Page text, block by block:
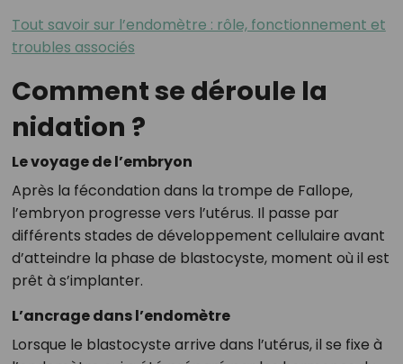
Tout savoir sur l’endomètre : rôle, fonctionnement et
troubles associés
Comment se déroule la
nidation ?
Le voyage de l’embryon
Après la fécondation dans la trompe de Fallope,
l’embryon progresse vers l’utérus. Il passe par
différents stades de développement cellulaire avant
d’atteindre la phase de blastocyste, moment où il est
prêt à s’implanter.
L’ancrage dans l’endomètre
Lorsque le blastocyste arrive dans l’utérus, il se fixe à